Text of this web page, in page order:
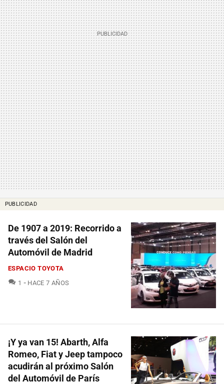
PUBLICIDAD
De 1907 a 2019: Recorrido a
través del Salón del
Automóvil de Madrid
ESPACIO TOYOTA
1 COMENTARIOS
HACE 7 AÑOS
¡Y ya van 15! Abarth, Alfa
Romeo, Fiat y Jeep tampoco
acudirán al próximo Salón
del Automóvil de París